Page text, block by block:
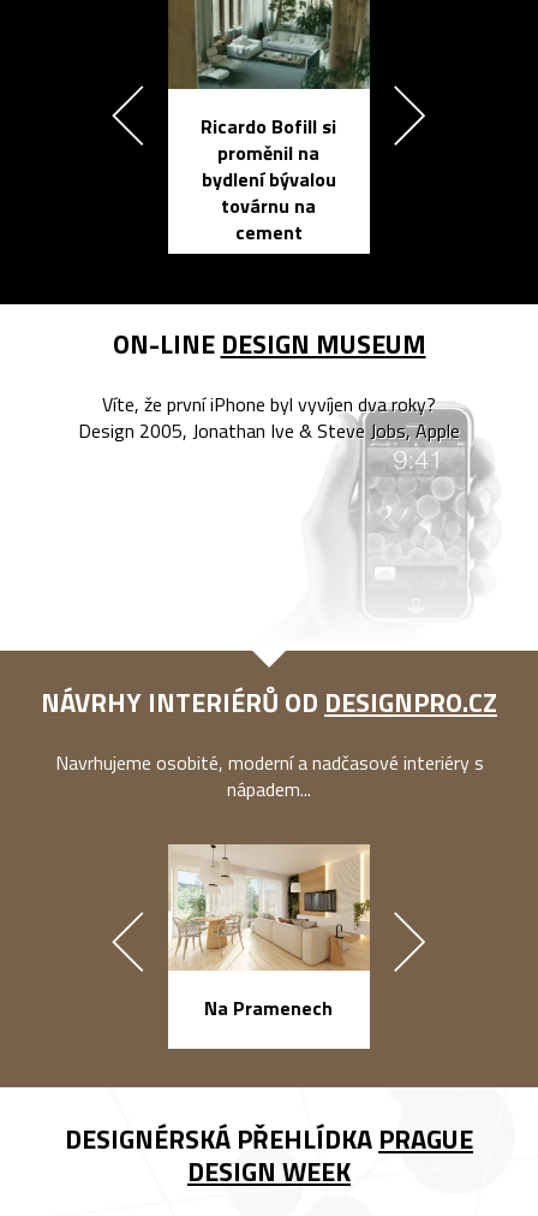
Ricardo Bofill si
proměnil na
bydlení bývalou
továrnu na
cement
ON-LINE DESIGN MUSEUM
Víte, že první iPhone byl vyvíjen dva roky?
Design 2005, Jonathan Ive & Steve Jobs, Apple
NÁVRHY INTERIÉRŮ OD DESIGNPRO.CZ
Navrhujeme osobité, moderní a nadčasové interiéry s
nápadem...
Na Pramenech
DESIGNÉRSKÁ PŘEHLÍDKA PRAGUE
DESIGN WEEK